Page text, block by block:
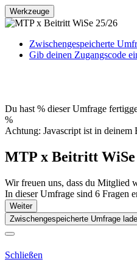
Werkzeuge
Zwischengespeicherte
Gib deinen Zugangscode
Du hast % dieser Umfrage
%
Achtung: Javascript ist in deinem
MTP x Beitritt WiSe
Wir freuen uns, dass du Mitglied
In dieser Umfrage sind 6 Fragen
Weiter
Zwischengespeicherte Umfrage
Schließen